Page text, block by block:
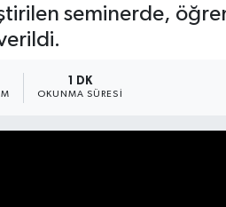
seminerde,
1 DK
OKUNMA SÜRESI